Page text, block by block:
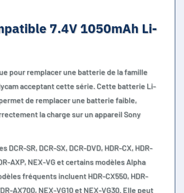
7.4V 1050mAh Li-
pour remplacer une batterie de la famille
acceptant cette série. Cette batterie Li-
de remplacer une batterie faible,
la charge sur un appareil Sony
SR, DCR-SX, DCR-DVD, HDR-CX, HDR-
AXP, NEX-VG et certains modèles Alpha
fréquents incluent HDR-CX550, HDR-
AX700, NEX-VG10 et NEX-VG30. Elle peut